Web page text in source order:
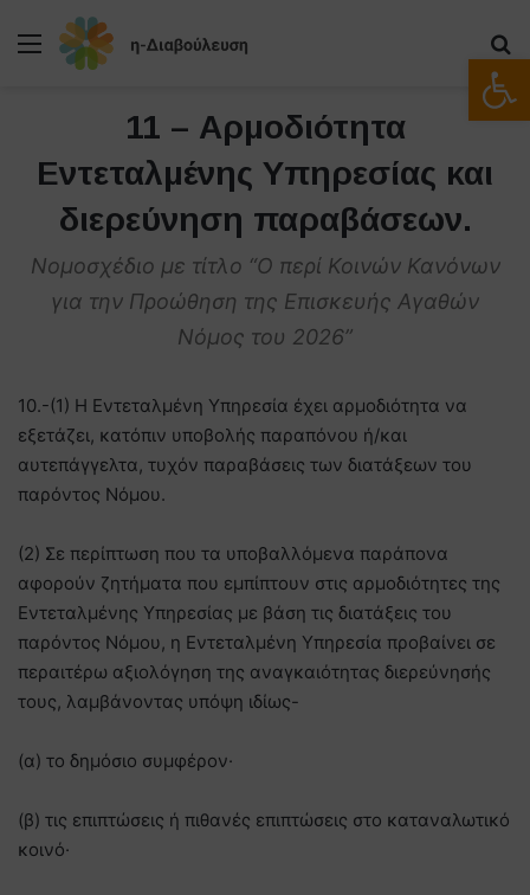
Μενού
11 – Αρμοδιότητα
Εντεταλμένης Υπηρεσίας και
διερεύνηση παραβάσεων.
Νομοσχέδιο με τίτλο “Ο περί Κοινών Κανόνων
για την Προώθηση της Επισκευής Αγαθών
Νόμος του 2026”
10.-(1) Η Εντεταλμένη Υπηρεσία έχει αρμοδιότητα να
εξετάζει, κατόπιν υποβολής παραπόνου ή/και
αυτεπάγγελτα, τυχόν παραβάσεις των διατάξεων του
παρόντος Νόμου.
(2) Σε περίπτωση που τα υποβαλλόμενα παράπονα
αφορούν ζητήματα που εμπίπτουν στις αρμοδιότητες της
Εντεταλμένης Υπηρεσίας με βάση τις διατάξεις του
παρόντος Νόμου, η Εντεταλμένη Υπηρεσία προβαίνει σε
περαιτέρω αξιολόγηση της αναγκαιότητας διερεύνησής
τους, λαμβάνοντας υπόψη ιδίως-
(α) το δημόσιο συμφέρον·
(β) τις επιπτώσεις ή πιθανές επιπτώσεις στο καταναλωτικό
κοινό·